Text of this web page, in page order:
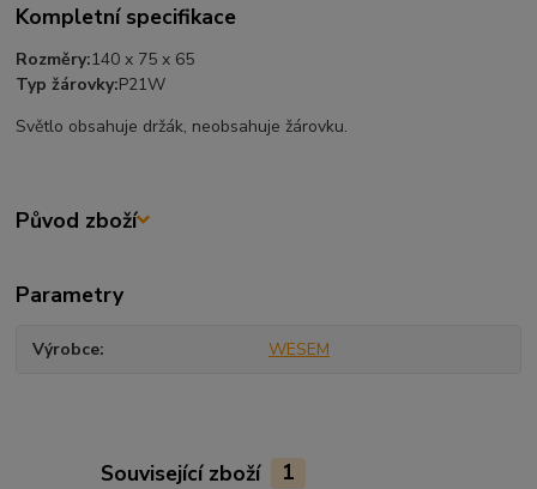
Kompletní specifikace
Rozměry:140 x 75 x 65
Typ žárovky:P21W
Světlo obsahuje držák, neobsahuje žárovku.
Původ zboží
Parametry
Výrobce WESEM
Související zboží 1